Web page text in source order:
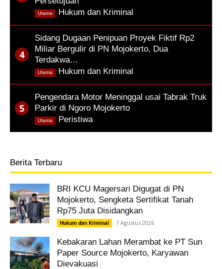
Hukum dan Kriminal
Utama
Sidang Dugaan Penipuan Proyek Fiktif Rp2
Miliar Bergulir di PN Mojokerto, Dua
Terdakwa…
Hukum dan Kriminal
Utama
Pengendara Motor Meninggal usai Tabrak Truk
Parkir di Ngoro Mojokerto
Peristiwa
Utama
Berita Terbaru
BRI KCU Magersari Digugat di PN
Mojokerto, Sengketa Sertifikat Tanah
Rp75 Juta Disidangkan
Hukum dan Kriminal 7 Agustus 2026
Kebakaran Lahan Merambat ke PT Sun
Paper Source Mojokerto, Karyawan
Dievakuasi